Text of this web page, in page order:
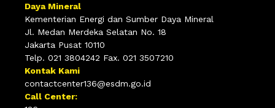
Daya Mineral
Kementerian Energi dan Sumber Daya Mineral
Jl. Medan Merdeka Selatan No. 18
Jakarta Pusat 10110
Telp. 021 3804242 Fax. 021 3507210
Kontak Kami
contactcenter136@esdm.go.id
Call Center: